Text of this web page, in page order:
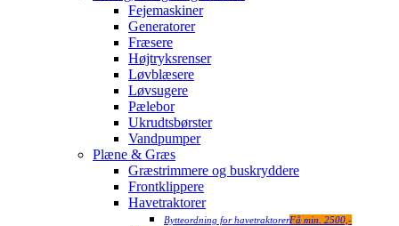
Fejemaskiner
Generatorer
Fræsere
Højtryksrenser
Løvblæsere
Løvsugere
Pælebor
Ukrudtsbørster
Vandpumper
Plæne & Græs
Græstrimmere og buskryddere
Frontklippere
Havetraktorer
Bytteordning for havetraktorerFå min. 2500,-